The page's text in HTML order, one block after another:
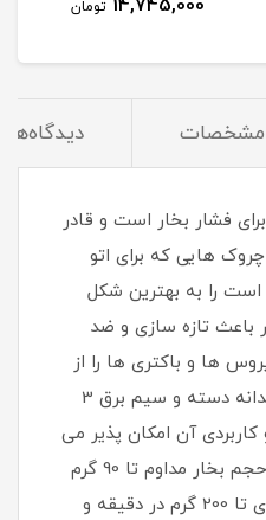
14,745,000 تومان
مشخصات دیدگاه‌ها
برای فشار بخار است و قادر
هایی که برای اتو
است را به بهترین شکل
باعث تازه سازی و ضد
شود و تا 99.9٪ ویروس ها و باکتری ها را از
بین می برد. باطراحی هوشمندانه دسته و سیم برق 3
آن امکان پذیر می
باشد. فناوری فشار بالا برای حجم بخار مداوم تا 90 گرم
در دقیقه، حجم بخار لحظه ای تا 200 گرم در دقیقه و